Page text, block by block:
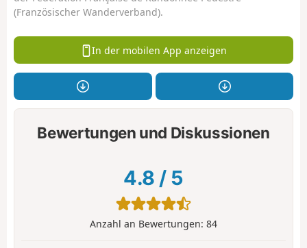
(Französischer Wanderverband).
In der mobilen App anzeigen
Bewertungen und Diskussionen
4.8 / 5
Anzahl an Bewertungen: 84